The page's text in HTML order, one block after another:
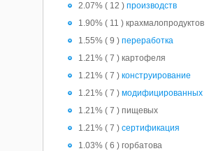
2.07% ( 12 ) производств
1.90% ( 11 ) крахмалопродуктов
1.55% ( 9 ) переработка
1.21% ( 7 ) картофеля
1.21% ( 7 ) конструирование
1.21% ( 7 ) модифицированных
1.21% ( 7 ) пищевых
1.21% ( 7 ) сертификация
1.03% ( 6 ) горбатова